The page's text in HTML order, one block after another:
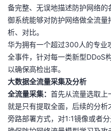
备完整、无误地描述防护网络
御系统能够对防护网络做全流
析、对比。
华为拥有一个超过300人的专业
全事件，针对每一类新型DDoS
以确保高检出率。
大数据全流量采集及分析
全流量采集： 首先从流量选取上
就是只有提取全面，后续的分
旁路部署方式，对1:1镜像或者